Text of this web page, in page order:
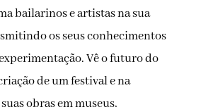
bailarinos e artistas na sua
os seus conhecimentos
Vê o futuro do
de um festival e na
obras em museus,